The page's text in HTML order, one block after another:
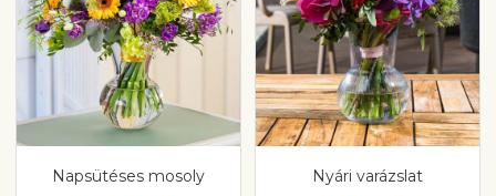
Napsütéses mosoly Nyári varázslat